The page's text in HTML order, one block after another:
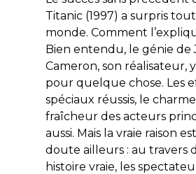
Titanic (1997) a surpris
monde. Comment
Bien entendu, le génie de
Cameron, son réalisateur,
pour quelque chose. Les
spéciaux réussis, le
fraîcheur des acteurs
aussi. Mais la vraie raison
doute ailleurs : au travers
histoire vraie, les